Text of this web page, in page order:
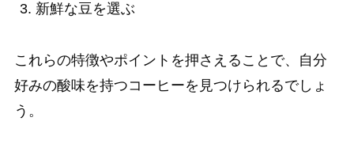
新鮮な豆を選ぶ
これらの特徴やポイントを押さえることで、自分
好みの酸味を持つコーヒーを見つけられるでしょ
う。